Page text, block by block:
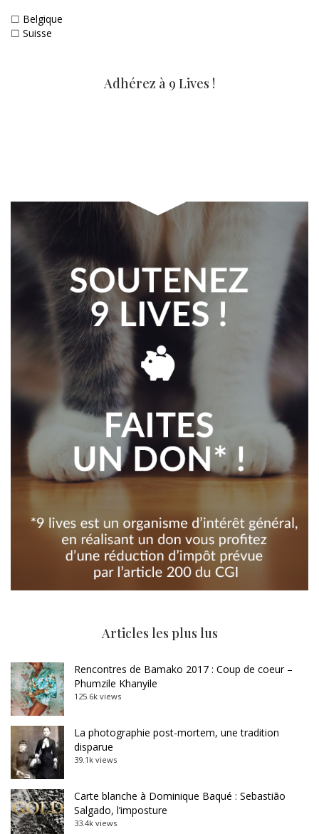
☐ Belgique
☐ Suisse
Adhérez à 9 Lives !
Articles les plus lus
Rencontres de Bamako 2017 : Coup de coeur –
Phumzile Khanyile
125.6k views
La photographie post-mortem, une tradition
disparue
39.1k views
Carte blanche à Dominique Baqué : Sebastião
Salgado, l’imposture
33.4k views